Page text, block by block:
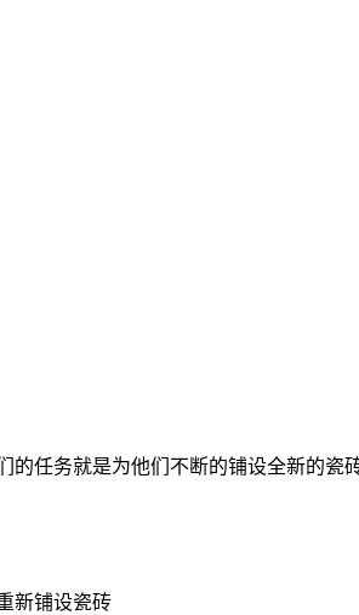
任务就是为他们不断的铺设全新的
新铺设瓷砖